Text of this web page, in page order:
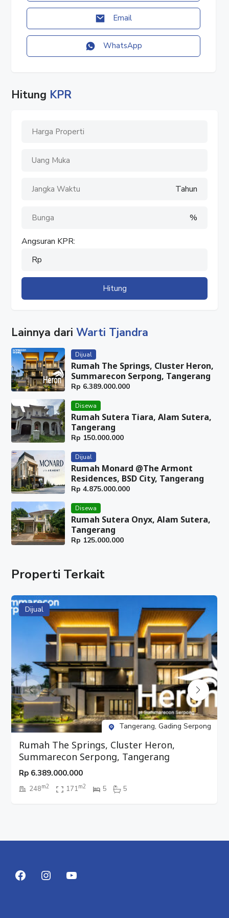
#tanahjakartautara
#tanahdijual
#tanahdisewa
#disewatanah
#sewatanah
#tanah
#kavlingstrategis
Email
WhatsApp
Hitung KPR
Tahun
%
Angsuran KPR:
Rp
Hitung
Lainnya dariWarti Tjandra
Dijual
Rumah The Springs, Cluster Heron,
Summarecon Serpong, Tangerang
Rp 6.389.000.000
Disewa
Rumah Sutera Tiara, Alam Sutera,
Tangerang
Rp 150.000.000
Dijual
Rumah Monard @The Armont
Residences, BSD City, Tangerang
Rp 4.875.000.000
Disewa
Rumah Sutera Onyx, Alam Sutera,
Tangerang
Rp 125.000.000
Properti Terkait
Dijual
Tangerang, Gading Serpong
Rumah The Springs, Cluster Heron,
Summarecon Serpong, Tangerang
Rp 6.389.000.000
248m2 171m2 5 5